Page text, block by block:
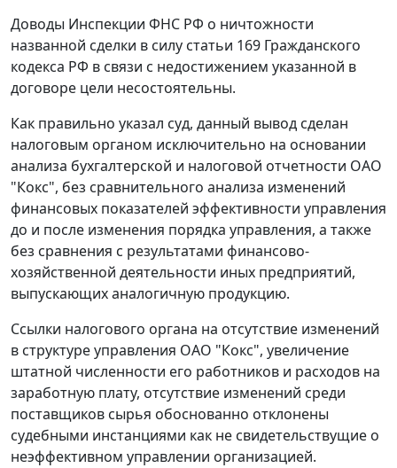
Доводы Инспекции ФНС РФ о ничтожности
названной сделки в силу статьи 169 Гражданского
кодекса РФ в связи с недостижением указанной в
договоре цели несостоятельны.
Как правильно указал суд, данный вывод сделан
налоговым органом исключительно на основании
анализа бухгалтерской и налоговой отчетности ОАО
"Кокс", без сравнительного анализа изменений
финансовых показателей эффективности управления
до и после изменения порядка управления, а также
без сравнения с результатами финансово-
хозяйственной деятельности иных предприятий,
выпускающих аналогичную продукцию.
Ссылки налогового органа на отсутствие изменений
в структуре управления ОАО "Кокс", увеличение
штатной численности его работников и расходов на
заработную плату, отсутствие изменений среди
поставщиков сырья обоснованно отклонены
судебными инстанциями как не свидетельствущие о
неэффективном управлении организацией.